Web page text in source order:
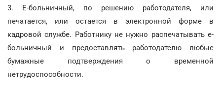
3. Е-больничный, по решению работодателя, или
печатается, или остается в электронной форме в
кадровой службе. Работнику не нужно распечатывать е-
больничный и предоставлять работодателю любые
бумажные подтверждения о временной
нетрудоспособности.